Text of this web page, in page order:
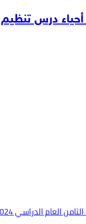
درس تنظيم
الدراسي 2024-2025